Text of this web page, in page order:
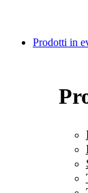
Prodotti in